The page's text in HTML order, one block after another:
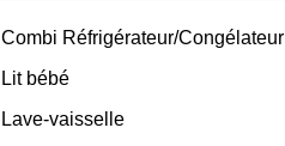
Combi Réfrigérateur/Congélateur
Lit bébé
Lave-vaisselle